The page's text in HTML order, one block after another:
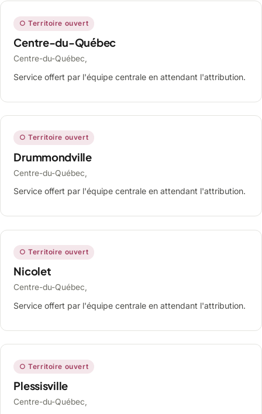
○ Territoire ouvert
Centre-du-Québec
Centre-du-Québec,
Service offert par l'équipe centrale en attendant l'attribution.
○ Territoire ouvert
Drummondville
Centre-du-Québec,
Service offert par l'équipe centrale en attendant l'attribution.
○ Territoire ouvert
Nicolet
Centre-du-Québec,
Service offert par l'équipe centrale en attendant l'attribution.
○ Territoire ouvert
Plessisville
Centre-du-Québec,